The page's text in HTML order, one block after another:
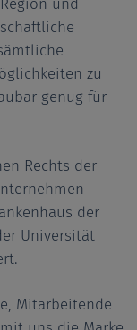
und
zu
genug für
Rechts der
der
Universität
Mitarbeitende